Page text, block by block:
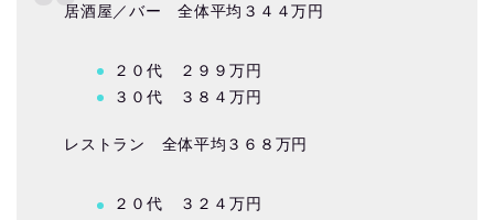
居酒屋／バー 全体平均３４４万円
２０代 ２９９万円
３０代 ３８４万円
レストラン 全体平均３６８万円
２０代 ３２４万円